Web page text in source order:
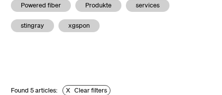
Powered fiber Produkte services
stingray xgspon
Found5articles: X Clear filters